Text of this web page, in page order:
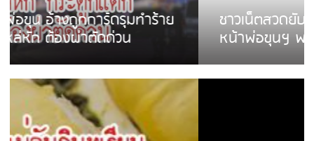
ชาวเน็ตสวดยับ! พบพม่าเร่ขายพวงมาลัย
หน้าพ่อขุนฯ พอไม่ซื้อเดินตาม